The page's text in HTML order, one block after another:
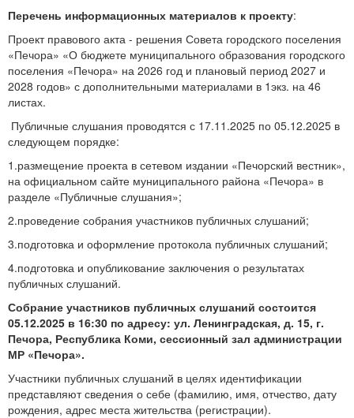
Перечень информационных материалов к проекту:
Проект правового акта - решения Совета городского поселения
«Печора» «О бюджете муниципального образования городского
поселения «Печора» на 2026 год и плановый период 2027 и
2028 годов» с дополнительными материалами в 1экз. на 46
листах.
Публичные слушания проводятся с 17.11.2025 по 05.12.2025 в
следующем порядке:
1.размещение проекта в сетевом издании «Печорский вестник»,
на официальном сайте муниципального района «Печора» в
разделе «Публичные слушания»;
2.проведение собрания участников публичных слушаний;
3.подготовка и оформление протокола публичных слушаний;
4.подготовка и опубликование заключения о результатах
публичных слушаний.
Собрание участников публичных слушаний состоится
05.12.2025 в 16:30 по адресу: ул. Ленинградская, д. 15, г.
Печора, Республика Коми, сессионный зал администрации
МР «Печора».
Участники публичных слушаний в целях идентификации
представляют сведения о себе (фамилию, имя, отчество, дату
рождения, адрес места жительства (регистрации).